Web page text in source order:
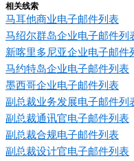
相关线索
马耳他商业电子邮件列表
马绍尔群岛企业电子邮件列
新喀里多尼亚企业电子邮件
马约特岛企业电子邮件列表
墨西哥企业电子邮件列表
副总裁业务发展电子邮件列
副总裁通讯官电子邮件列表
副总裁合规电子邮件列表
副总裁设计官电子邮件列表